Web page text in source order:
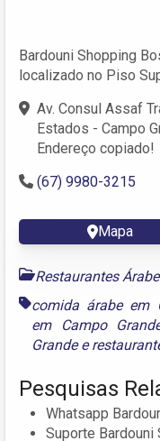
Bardouni Shopping
localizado no Piso
Av. Consul Assaf
Estados - Campo
Endereço copiado!
(67) 9980-3215
Mapa
Restaurantes
comida árabe em
em Campo
Grandee
Pesquisas
Whatsapp
Suporte